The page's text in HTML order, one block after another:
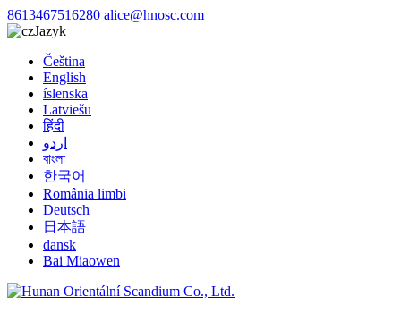
8613467516280 alice@hnosc.com
Jazyk
Čeština
English
íslenska
Latviešu
हिंदी
اردو
বাংলা
한국어
România limbi
Deutsch
日本語
dansk
Bai Miaowen